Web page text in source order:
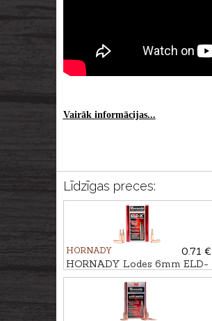
Vairāk informācijas...
Līdzīgas preces:
HORNADY
0.71 €
HORNADY Lodes 6mm ELD-
X HUNTING 5,8g/90gr